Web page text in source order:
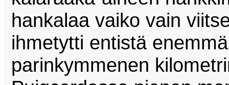
hankalaa vaiko vain
ihmetytti entistä
parinkymmenen